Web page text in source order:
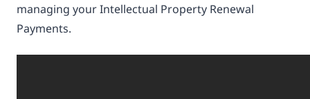
managing your Intellectual Property Renewal
Payments.